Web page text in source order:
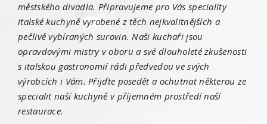
městského divadla. Připravujeme pro Vás speciality
italské kuchyně vyrobené z těch nejkvalitnějších a
pečlivě vybíraných surovin. Naši kuchaři jsou
opravdovými mistry v oboru a své dlouholeté zkušenosti
s italskou gastronomií rádi předvedou ve svých
výrobcích i Vám. Přijďte posedět a ochutnat některou ze
specialit naší kuchyně v příjemném prostředí naší
restaurace.